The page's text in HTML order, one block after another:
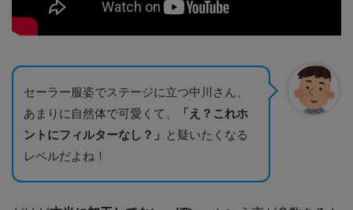
セーラー服姿でステージに立つ中川さん、
あまりに自然体で可愛くて、
「え？これホ
ントにフィルターなし？」 と疑いたくなる
レベルだよね！